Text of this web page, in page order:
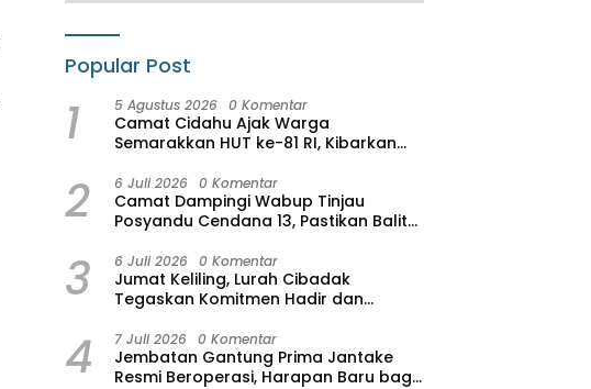
Popular Post
1 5 Agustus 2026 0 Komentar
Camat Cidahu Ajak Warga
Semarakkan HUT ke-81 RI, Kibarkan
2 6 Juli 2026 0 Komentar
Camat Dampingi Wabup Tinjau
Posyandu Cendana 13, Pastikan Balita
3 6 Juli 2026 0 Komentar
Jumat Keliling, Lurah Cibadak
Tegaskan Komitmen Hadir dan
4 7 Juli 2026 0 Komentar
Jembatan Gantung Prima Jantake
Resmi Beroperasi, Harapan Baru bagi